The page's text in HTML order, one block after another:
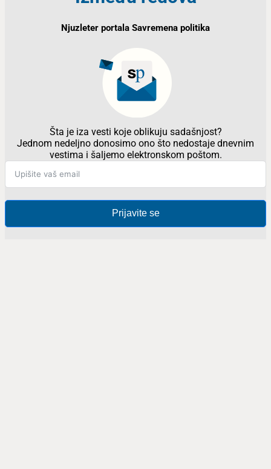
Njuzleter portala Savremena politika
Šta je iza vesti koje oblikuju sadašnjost?
Jednom nedeljno donosimo ono što nedostaje dnevnim
vestima i šaljemo elektronskom poštom.
Prijavite se